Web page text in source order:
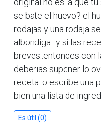
original no es la que
se bate el huevo? el
rodajas y una rodaja
albondiga.. y si las
breves..entonces con
deberias suponer lo
receta. o escribe una
bien una lista de
Es útil (0)